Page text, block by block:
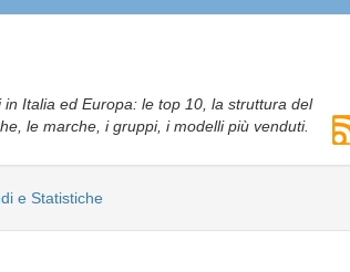
Italia ed Europa: le top 10, la struttura del
le marche, i gruppi, i modelli più venduti.
e Statistiche